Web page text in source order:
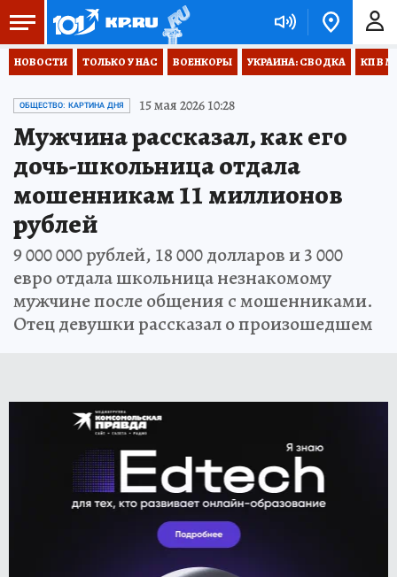
НОВОСТИ ТОЛЬКО У НАС ВОЕНКОРЫ УКРАИНА: СВОДКА КП В
ОБЩЕСТВО: КАРТИНА ДНЯ 15 мая 2026 10:28
Мужчина рассказал, как его
дочь-школьница отдала
мошенникам 11 миллионов
рублей
9 000 000 рублей, 18 000 долларов и 3 000
евро отдала школьница незнакомому
мужчине после общения с мошенниками.
Отец девушки рассказал о произошедшем